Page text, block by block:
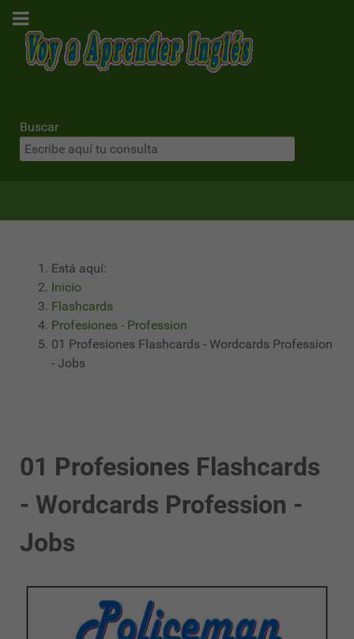
Buscar
Está aquí:
Inicio
Flashcards
Profesiones - Profession
01 Profesiones Flashcards - Wordcards Profession
- Jobs
01 Profesiones Flashcards
- Wordcards Profession -
Jobs